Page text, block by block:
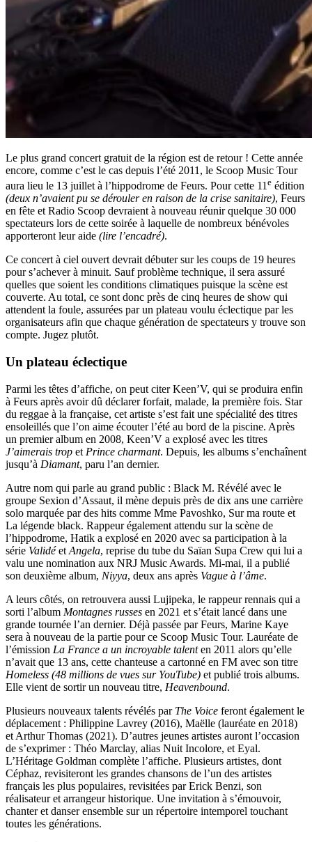
Le plus grand concert gratuit de la région est de retour ! Cette année
encore, comme c’est le cas depuis l’été 2011, le Scoop Music Tour
aura lieu le 13 juillet à l’hippodrome de Feurs. Pour cette 11e édition
(deux n’avaient pu se dérouler en raison de la crise sanitaire), Feurs
en fête et Radio Scoop devraient à nouveau réunir quelque 30 000
spectateurs lors de cette soirée à laquelle de nombreux bénévoles
apporteront leur aide (lire l’encadré).
Ce concert à ciel ouvert devrait débuter sur les coups de 19 heures
pour s’achever à minuit. Sauf problème technique, il sera assuré
quelles que soient les conditions climatiques puisque la scène est
couverte. Au total, ce sont donc près de cinq heures de show qui
attendent la foule, assurées par un plateau voulu éclectique par les
organisateurs afin que chaque génération de spectateurs y trouve son
compte. Jugez plutôt.
Un plateau éclectique
Parmi les têtes d’affiche, on peut citer Keen’V, qui se produira enfin
à Feurs après avoir dû déclarer forfait, malade, la première fois. Star
du reggae à la française, cet artiste s’est fait une spécialité des titres
ensoleillés que l’on aime écouter l’été au bord de la piscine. Après
un premier album en 2008, Keen’V a explosé avec les titres
J’aimerais trop et Prince charmant. Depuis, les albums s’enchaînent
jusqu’à Diamant, paru l’an dernier.
Autre nom qui parle au grand public : Black M. Révélé avec le
groupe Sexion d’Assaut, il mène depuis près de dix ans une carrière
solo marquée par des hits comme Mme Pavoshko, Sur ma route et
La légende black. Rappeur également attendu sur la scène de
l’hippodrome, Hatik a explosé en 2020 avec sa participation à la
série Validéet Angela, reprise du tube du Saïan Supa Crew qui lui a
valu une nomination aux NRJ Music Awards. Mi-mai, il a publié
son deuxième album, Niyya, deux ans après Vague à l’âme.
A leurs côtés, on retrouvera aussi Lujipeka, le rappeur rennais qui a
sorti l’album Montagnes russes en 2021 et s’était lancé dans une
grande tournée l’an dernier. Déjà passée par Feurs, Marine Kaye
sera à nouveau de la partie pour ce Scoop Music Tour. Lauréate de
l’émission La France a un incroyable talenten 2011 alors qu’elle
n’avait que 13 ans, cette chanteuse a cartonné en FM avec son titre
Homeless (48 millions de vues sur YouTube) et publié trois albums.
Elle vient de sortir un nouveau titre, Heavenbound.
Plusieurs nouveaux talents révélés par The Voice feront également le
déplacement : Philippine Lavrey (2016), Maëlle (lauréate en 2018)
et Arthur Thomas (2021). D’autres jeunes artistes auront l’occasion
de s’exprimer : Théo Marclay, alias Nuit Incolore, et Eyal.
L’Héritage Goldman complète l’affiche. Plusieurs artistes, dont
Céphaz, revisiteront les grandes chansons de l’un des artistes
français les plus populaires, revisitées par Erick Benzi, son
réalisateur et arrangeur historique. Une invitation à s’émouvoir,
chanter et danser ensemble sur un répertoire intemporel touchant
toutes les générations.